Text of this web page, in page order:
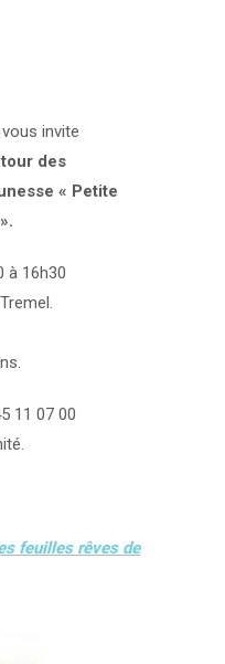
invite
des
« Petite
à 16h30
11 07 00
feuilles rêves de